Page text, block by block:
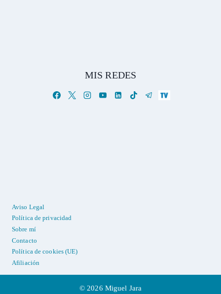
MIS REDES
Aviso Legal
Política de privacidad
Sobre mí
Contacto
Política de cookies (UE)
Afiliación
© 2026 Miguel Jara